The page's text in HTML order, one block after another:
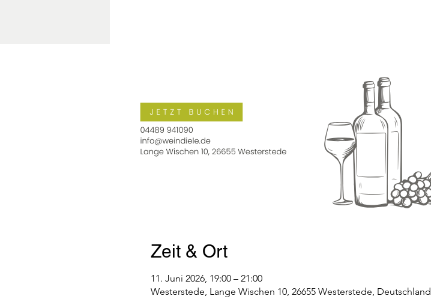
Zeit & Ort
11. Juni 2026, 19:00 – 21:00
Westerstede, Lange Wischen 10, 26655 Westerstede, Deutschland